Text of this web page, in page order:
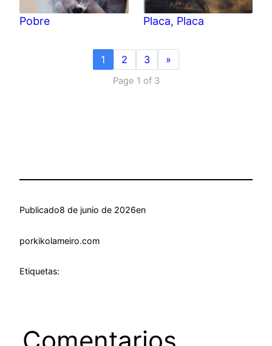
Pobre Placa, Placa
1 2 3 »
Page 1 of 3
Publicado8 de junio de 2026en
porkikolameiro.com
Etiquetas: